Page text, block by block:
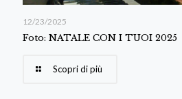
12/23/2025
Foto: NATALE CON I TUOI 2025
Scopri di più